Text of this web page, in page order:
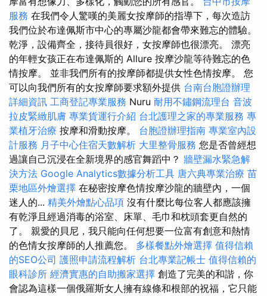
服務 在我們令人驚嘆的美麗女按摩師的指導下，每次造訪
我們位於布達佩斯市中心的專屬沙龍都會帶來難忘的體驗。
乾淨，設備齊全，接待員很好，女按摩師也很漂亮。 漂亮
的年輕女孩正在布達佩斯的 Allure 按摩沙龍等待難忘的色
情按摩。 並非我們所有的按摩師都提供女性色情按摩。 您
可以向我們所有的女按摩師要求額外提供 台南台胞證辦理
詳細資訊 工商登記專業服務 Nuru 耐用不鏽鋼流理台 音波
拉皮緊緻肌膚 專業貨運行介紹 台北護理之家的專業服務 專
業植牙治療 按摩和滑動按摩。 台胞證辦理指南 專業室內設
計服務 月子中心住宿天數解析 大里整骨服務 您是否曾經想
過讓自己沉浸在全新境界的感官舞蹈中？ 牆壁漏水緊急解
決方法 Google Analytics數據分析工具 唐六典專業治療 苗
栗地區外燴選擇 在秘密按摩色情按摩沙龍的牆壁內，一個
迷人的... 精美外燴點心品項 沒有什麼比每位客人都應該擁
有乾淨且經過消毒的浴室、床單、毛巾和枕頭套更自然的
了。 親愛的貝尼，我只能向任何想要一位富有創意和熱情
的色情女按摩師的人推薦您。 多樣餐點外燴選擇 值得信賴
的SEO公司 護照申請流程解析 台北專業記帳士 值得信賴的
眼科診所 經濟實惠的自助搬家選擇 創造了完美的和諧，你
會認為這樣一個俄羅斯女人擁有線條和根部的祝福，它只能